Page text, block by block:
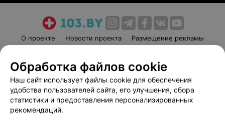
О проекте Новости проекта
Размещение рекламы
Пользовательское соглашение
Способы оплаты
Вакансии
Партнеры
Написать руководителю 103.by
Обработка файлов cookie
Наш сайт использует файлы cookie для обеспечения
удобства пользователей сайта, его улучшения, сбора
статистики и предоставления персонализированных
рекомендаций.